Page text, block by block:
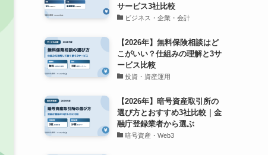
サービス3社比較
ビジネス・企業・会計
【2026年】無料保険相談はど
こがいい？仕組みの理解と3サ
ービス比較
投資・資産運用
【2026年】暗号資産取引所の
選び方とおすすめ3社比較｜金
融庁登録業者から選ぶ
暗号資産・Web3